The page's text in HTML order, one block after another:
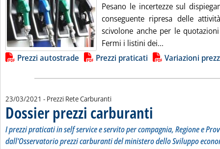
Pesano le incertezze sul
conseguente ripresa delle
scivolone anche per le
Fermi i listini dei...
Lista allegati PDF alla notizia
Prezzi autostrade Prezzi praticati Variazioni
23/03/2021 - Prezzi Rete Carburanti
Dossier prezzi carburanti
I prezzi praticati in self service e servito per compagnia, Regione e
dall'Osservatorio prezzi carburanti del ministero dello Sviluppo